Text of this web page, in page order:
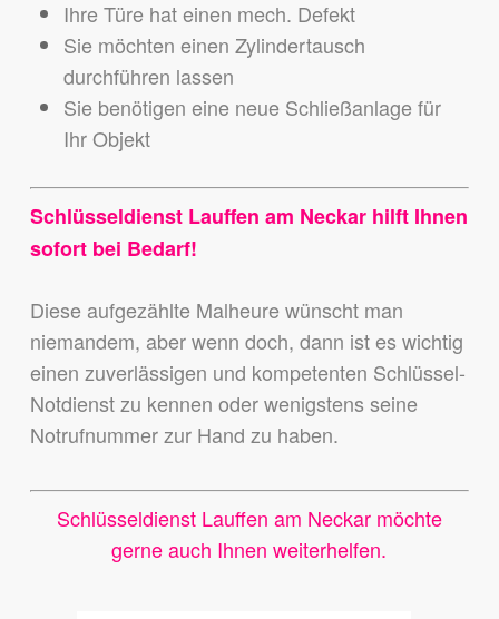
Ihre Türe hat einen mech. Defekt
Sie möchten einen Zylindertausch
durchführen lassen
Sie benötigen eine neue Schließanlage für
Ihr Objekt
Schlüsseldienst Lauffen am Neckar hilft Ihnen
sofort bei Bedarf!
Diese aufgezählte Malheure wünscht man
niemandem, aber wenn doch, dann ist es wichtig
einen zuverlässigen und kompetenten Schlüssel-
Notdienst zu kennen oder wenigstens seine
Notrufnummer zur Hand zu haben.
Schlüsseldienst Lauffen am Neckar möchte
gerne auch Ihnen weiterhelfen.